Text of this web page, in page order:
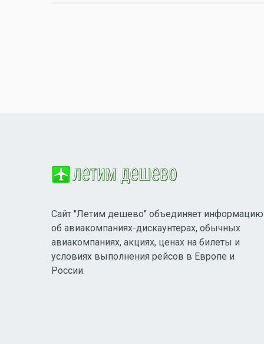
Сайт "Летим дешево" объединяет информацию
об авиакомпаниях-дискаунтерах, обычных
авиакомпаниях, акциях, ценах на билеты и
условиях выполнения рейсов в Европе и
России.